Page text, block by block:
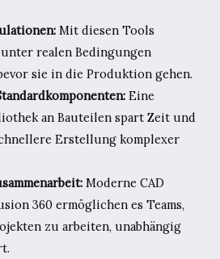
Mit diesen Tools
realen Bedingungen
sie in die Produktion gehen.
Eine
an Bauteilen spart Zeit und
Erstellung komplexer
Moderne CAD
360 ermöglichen es Teams,
zu arbeiten, unabhängig